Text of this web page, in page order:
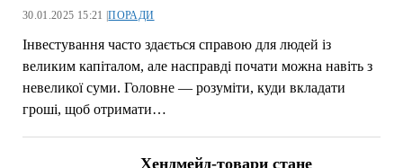
30.01.2025 15:21 |ПОРАДИ
Інвестування часто здається справою для людей із
великим капіталом, але насправді почати можна навіть з
невеликої суми. Головне — розуміти, куди вкладати
гроші, щоб отримати…
Хендмейд-товари стане